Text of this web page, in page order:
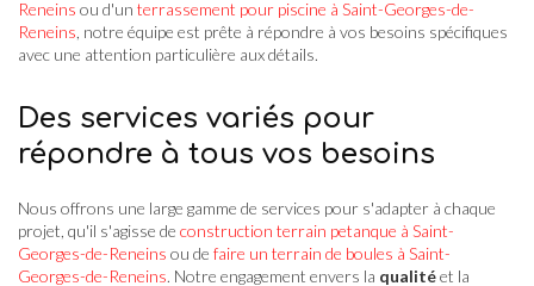
Reneins ou d'un terrassement pour piscine à Saint-Georges-de-
Reneins , notre équipe est prête à répondre à vos besoins spécifiques
avec une attention particulière aux détails.
Des services variés pour
répondre à tous vos besoins
Nous offrons une large gamme de services pour s'adapter à chaque
projet, qu'il s'agisse de construction terrain petanque à Saint-
Georges-de-Reneins ou de faire un terrain de boules à Saint-
Georges-de-Reneins. Notre engagement envers la qualitéet la